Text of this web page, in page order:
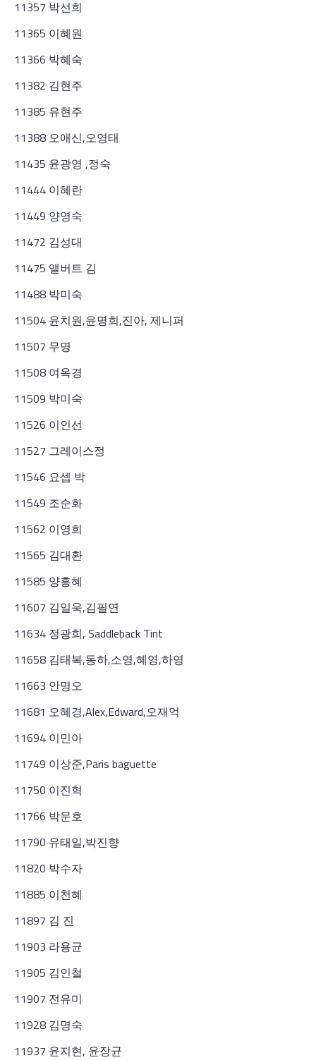
11357 박선희
11365 이혜원
11366 박혜숙
11382 김현주
11385 유현주
11388 오애신,오영태
11435 윤광영 ,정숙
11444 이혜란
11449 양영숙
11472 김성대
11475 앨버트 김
11488 박미숙
11504 윤치원,윤명희,진아, 제니퍼
11507 무명
11508 여옥경
11509 박미숙
11526 이인선
11527 그레이스정
11546 요셉 박
11549 조순화
11562 이영희
11565 김대환
11585 양흥혜
11607 김일욱,김필연
11634 정광희, Saddleback Tint
11658 김태복,동하,소영,혜영,하영
11663 안명오
11681 오혜경,Alex,Edward,오재억
11694 이민아
11749 이상준,Paris baguette
11750 이진혁
11766 박문호
11790 유태일,박진향
11820 박수자
11885 이천혜
11897 김 진
11903 라용균
11905 김인철
11907 전유미
11928 김명숙
11937 윤지현, 윤장균